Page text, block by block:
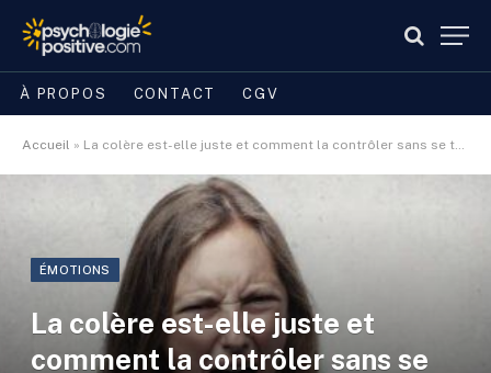
À PROPOS CONTACT CGV
Accueil » La colère est-elle juste et comment la contrôler sans se trahir soi-même ?
ÉMOTIONS
La colère est-elle juste et
comment la contrôler sans se